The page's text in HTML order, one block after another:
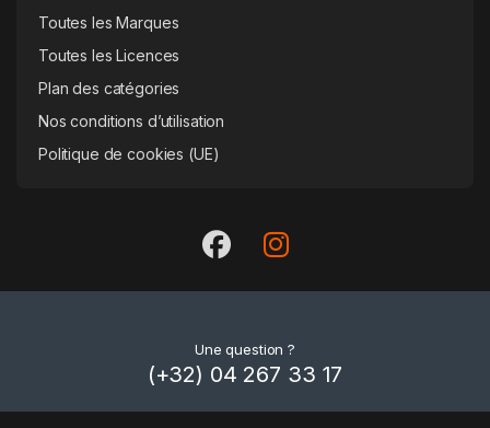
Toutes les Marques
Toutes les Licences
Plan des catégories
Nos conditions d’utilisation
Politique de cookies (UE)
Une question ?
(+32) 04 267 33 17